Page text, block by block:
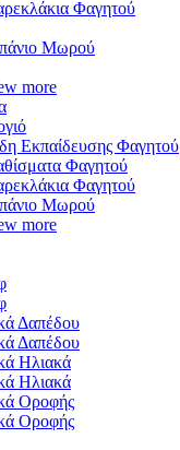
Φαγητού
Μωρού
more
Εκπαίδευσης Φαγητού
Φαγητού
Φαγητού
Μωρού
more
Δαπέδου
Δαπέδου
Ηλιακά
Ηλιακά
Οροφής
Οροφής